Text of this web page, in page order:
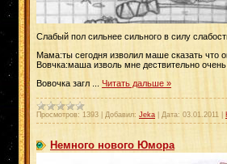
Слабый пол сильнее сильного в силу
Мама:ты сегодня изволил маше сказать что
Вовчка:маша изволь мне дествительно
Вовочка загл
Читать дальше »
Просмотров: 1393 Добавил: Jeka Дата: 03.01.2011
Немного нового Юмора